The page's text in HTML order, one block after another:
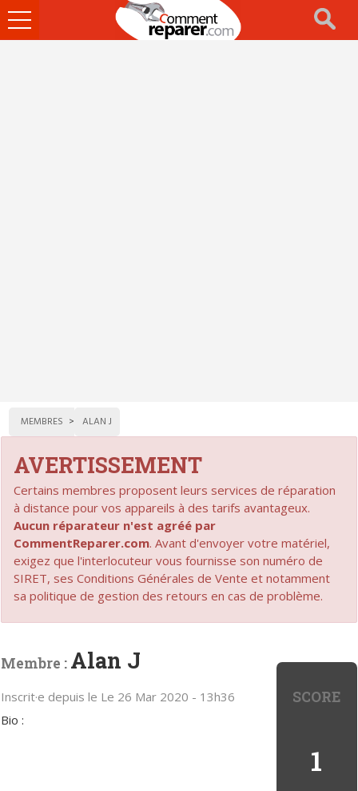
Ouvrir
le
MEMBRES ALAN J
AVERTISSEMENT
Certains membres proposent leurs services de réparation
à distance pour vos appareils à des tarifs avantageux.
Aucun réparateur n'est agréé par
CommentReparer.com. Avant d'envoyer votre matériel,
exigez que l'interlocuteur vous fournisse son numéro de
SIRET, ses Conditions Générales de Vente et notamment
sa politique de gestion des retours en cas de problème.
SCORE
1
Membre : Alan J
Inscrit·e depuis le Le 26 Mar 2020 - 13h36
Bio :